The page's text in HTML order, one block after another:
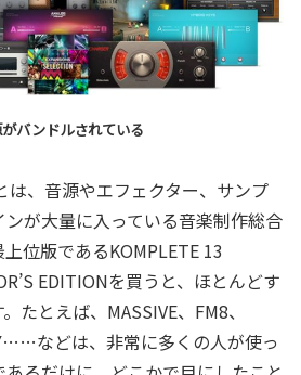
バンドルされている
は、音源やエフェクター、サンプ
が大量に入っている音楽制作総合
位版であるKOMPLETE 13
EDITIONを買うと、ほとんどす
たとえば、MASSIVE、FM8、
などは、非常に多くの人が使っ